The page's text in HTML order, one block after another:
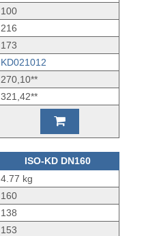
100
216
173
KD021012
270,10**
321,42**
ISO-KD DN160
4.77 kg
160
138
153